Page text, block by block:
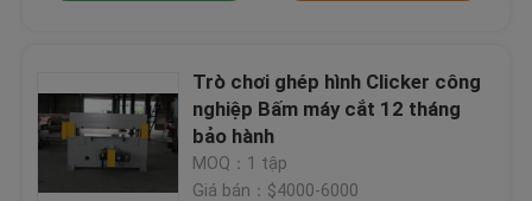
Trò chơi ghép hình Clicker công
nghiệp Bấm máy cắt 12 tháng
bảo hành
MOQ：1 tập
Giá bán：$4000-6000